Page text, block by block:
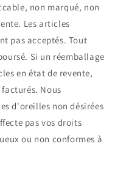
non marqué, non
Les articles
pas acceptés. Tout
Si un réemballage
en état de revente,
Nous
d'oreilles non désirées
pas vos droits
ou non conformes à